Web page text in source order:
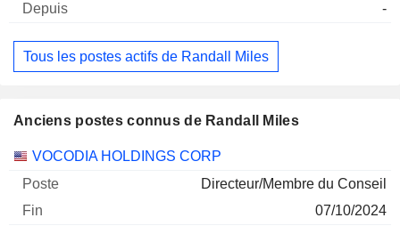
-
Tous les postes actifs de Randall Miles
Anciens postes connus de Randall Miles
Sociétés Poste Fin
VOCODIA HOLDINGS CORP
Directeur/Membre du Conseil
07/10/2024